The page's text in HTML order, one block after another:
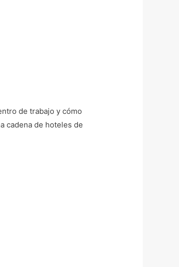
de trabajo y cómo
cadena de hoteles de